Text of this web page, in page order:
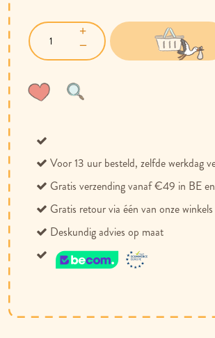
Voor 13 uur besteld, zelfde werkdag
Gratis verzending vanaf €49 in BE
Gratis retour via één van onze winkels
Deskundig advies op maat